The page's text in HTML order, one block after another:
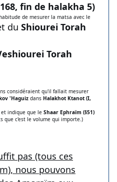
fin de halakha 5)
de mesurer la matsa avec le
du Shiourei Torah
Torah
considéraient qu'il fallait mesurer
'Haguiz dans Halakhot Ktanot (I,
et indique que le Shaar Ephraïm (§51)
que c'est le volume qui importe.)
pas (tous ces
nous pouvons